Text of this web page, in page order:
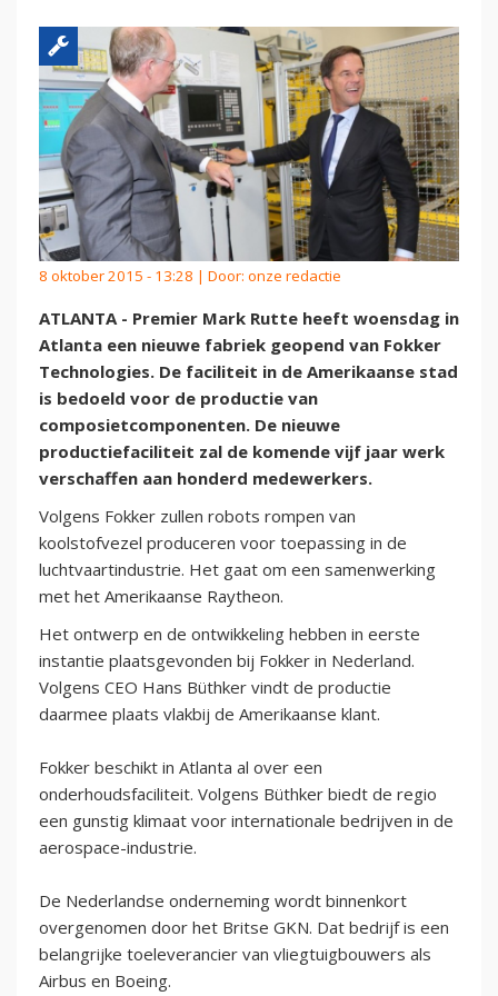
8 oktober 2015 - 13:28 | Door: onze redactie
ATLANTA - Premier Mark Rutte heeft woensdag in
Atlanta een nieuwe fabriek geopend van Fokker
Technologies. De faciliteit in de Amerikaanse stad
is bedoeld voor de productie van
composietcomponenten. De nieuwe
productiefaciliteit zal de komende vijf jaar werk
verschaffen aan honderd medewerkers.
Volgens Fokker zullen robots rompen van
koolstofvezel produceren voor toepassing in de
luchtvaartindustrie. Het gaat om een samenwerking
met het Amerikaanse Raytheon.
Het ontwerp en de ontwikkeling hebben in eerste
instantie plaatsgevonden bij Fokker in Nederland.
Volgens CEO Hans Büthker vindt de productie
daarmee plaats vlakbij de Amerikaanse klant.
Fokker beschikt in Atlanta al over een
onderhoudsfaciliteit. Volgens Büthker biedt de regio
een gunstig klimaat voor internationale bedrijven in de
aerospace-industrie.
De Nederlandse onderneming wordt binnenkort
overgenomen door het Britse GKN. Dat bedrijf is een
belangrijke toeleverancier van vliegtuigbouwers als
Airbus en Boeing.